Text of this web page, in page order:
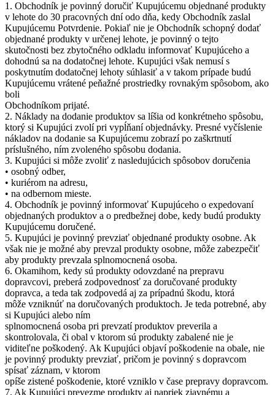
1. Obchodník je povinný doručiť Kupujúcemu objednané produkty
v lehote do 30 pracovných dní odo dňa, kedy Obchodník zaslal
Kupujúcemu Potvrdenie. Pokiaľ nie je Obchodník schopný dodať
objednané produkty v určenej lehote, je povinný o tejto
skutočnosti bez zbytočného odkladu informovať Kupujúceho a
dohodnú sa na dodatočnej lehote. Kupujúci však nemusí s
poskytnutím dodatočnej lehoty súhlasiť a v takom prípade budú
Kupujúcemu vrátené peňažné prostriedky rovnakým spôsobom, ako
boli
Obchodníkom prijaté.
2. Náklady na dodanie produktov sa líšia od konkrétneho spôsobu,
ktorý si Kupujúci zvolí pri vypĺňaní objednávky. Presné vyčíslenie
nákladov na dodanie sa Kupujúcemu zobrazí po zaškrtnutí
príslušného, ním zvoleného spôsobu dodania.
3. Kupujúci si môže zvoliť z nasledujúcich spôsobov doručenia
• osobný odber,
• kuriérom na adresu,
• na odbernom mieste.
4. Obchodník je povinný informovať Kupujúceho o expedovaní
objednaných produktov a o predbežnej dobe, kedy budú produkty
Kupujúcemu doručené.
5. Kupujúci je povinný prevziať objednané produkty osobne. Ak
však nie je možné aby prevzal produkty osobne, môže zabezpečiť
aby produkty prevzala splnomocnená osoba.
6. Okamihom, kedy sú produkty odovzdané na prepravu
dopravcovi, preberá zodpovednosť za doručované produkty
dopravca, a teda tak zodpovedá aj za prípadnú škodu, ktorá
môže vzniknúť na doručovaných produktoch. Je teda potrebné, aby
si Kupujúci alebo ním
splnomocnená osoba pri prevzatí produktov preverila a
skontrolovala, či obal v ktorom sú produkty zabalené nie je
viditeľne poškodený. Ak Kupujúci objaví poškodenie na obale, nie
je povinný produkty prevziať, pričom je povinný s dopravcom
spísať záznam, v ktorom
opíše zistené poškodenie, ktoré vzniklo v čase prepravy dopravcom.
7. Ak Kupujúci prevezme produkty aj napriek zjavnému a